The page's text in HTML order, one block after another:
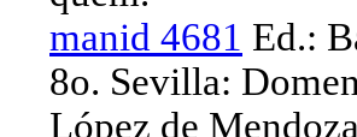
manid 4681 Ed.:
8o. Sevilla:
López de